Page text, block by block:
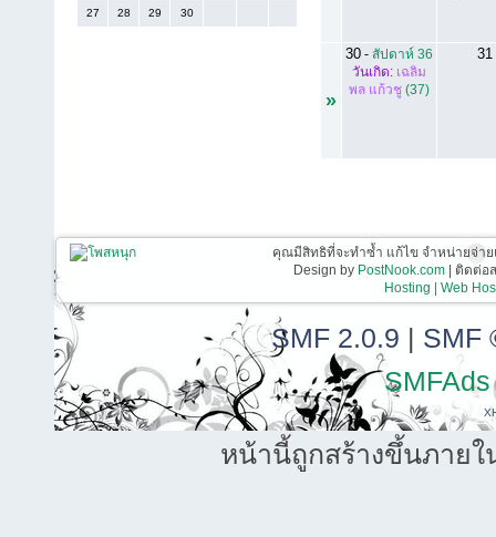
27 28 29 30
»
30 - สัปดาห์ 36
วันเกิด: เฉลิม
พล แก้วชู (37)
31
คุณมีสิทธิที่จะทำซ้ำ แก้ไข จำหน่ายจ่า
Design by PostNook.com| ติดต่อส
Hosting | Web
SMF 2.0.9 | SMF
SMFAds
หน้านี้ถูกสร้างขึ้นภายใ